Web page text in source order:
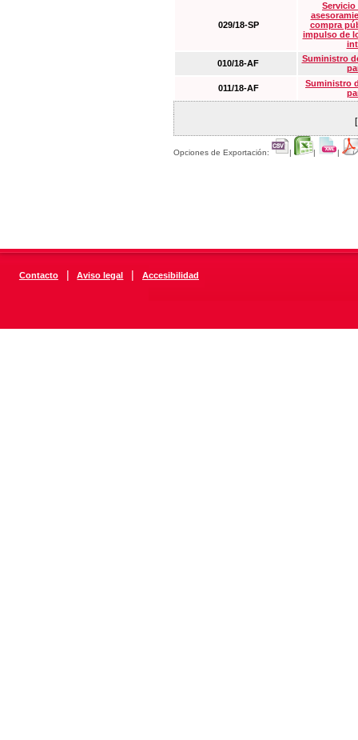
029/18-SP
Servicio
compra
impulso de
010/18-AF
Suministro
011/18-AF
Suministro
Opciones de Exportación: | | |
Contacto | Aviso legal | Accesibilidad